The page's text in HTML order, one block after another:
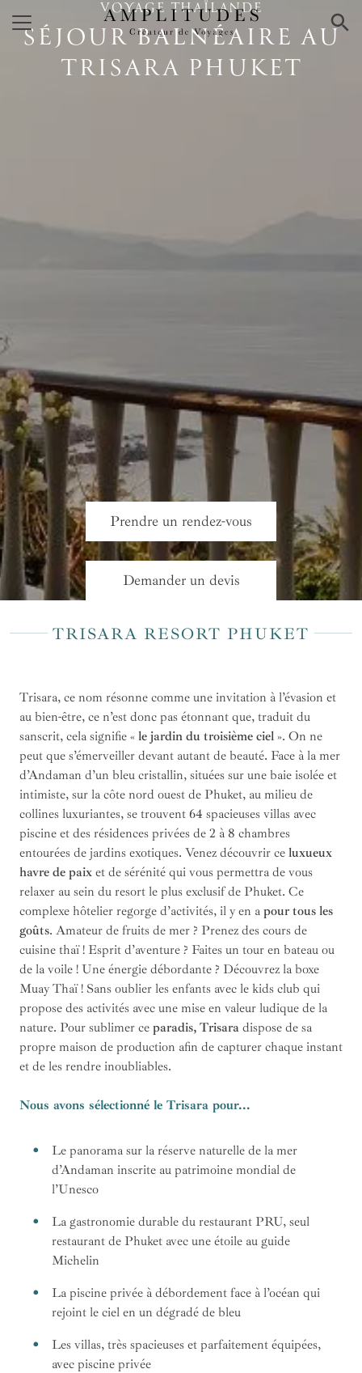
× VOYAGE THAÏLANDE
SÉJOUR BALNÉAIRE AU
TRISARA PHUKET
Prendre un rendez-vous
Demander un devis
TRISARA RESORT PHUKET
Trisara, ce nom résonne comme une invitation à l’évasion et
au bien-être, ce n’est donc pas étonnant que, traduit du
sanscrit, cela signifie « le jardin du troisième ciel ». On ne
peut que s’émerveiller devant autant de beauté. Face à la mer
d’Andaman d’un bleu cristallin, situées sur une baie isolée et
intimiste, sur la côte nord ouest de Phuket, au milieu de
collines luxuriantes, se trouvent 64 spacieuses villas avec
piscine et des résidences privées de 2 à 8 chambres
entourées de jardins exotiques. Venez découvrir ce luxueux
havre de paix et de sérénité qui vous permettra de vous
relaxer au sein du resort le plus exclusif de Phuket. Ce
complexe hôtelier regorge d’activités, il y en a pour tous les
goûts. Amateur de fruits de mer ? Prenez des cours de
cuisine thaï ! Esprit d’aventure ? Faites un tour en bateau ou
de la voile ! Une énergie débordante ? Découvrez la boxe
Muay Thaï ! Sans oublier les enfants avec le kids club qui
propose des activités avec une mise en valeur ludique de la
nature. Pour sublimer ce paradis, Trisara dispose de sa
propre maison de production afin de capturer chaque instant
et de les rendre inoubliables.
Nous avons sélectionné le Trisara pour...
Le panorama sur la réserve naturelle de la mer
d’Andaman inscrite au patrimoine mondial de
l’Unesco
La gastronomie durable du restaurant PRU, seul
restaurant de Phuket avec une étoile au guide
Michelin
La piscine privée à débordement face à l’océan qui
rejoint le ciel en un dégradé de bleu
Les villas, très spacieuses et parfaitement équipées,
avec piscine privée